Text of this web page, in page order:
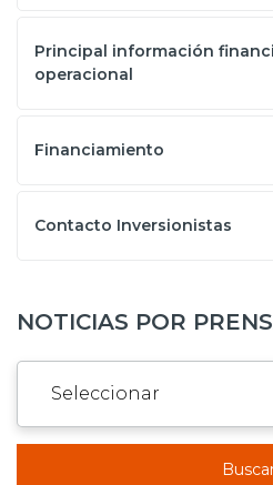
Principal información
operacional
Financiamiento
Contacto Inversionistas
NOTICIAS POR